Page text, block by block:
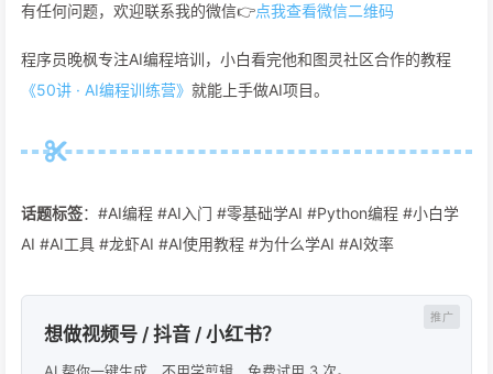
有任何问题，欢迎联系我的微信👉点我查看微信二维码
程序员晚枫专注AI编程培训，小白看完他和图灵社区合作的教程
《50讲 · AI编程训练营》 就能上手做AI项目。
话题标签：#AI编程 #AI入门 #零基础学AI #Python编程 #小白学
AI #AI工具 #龙虾AI #AI使用教程 #为什么学AI #AI效率
想做视频号 / 抖音 / 小红书？